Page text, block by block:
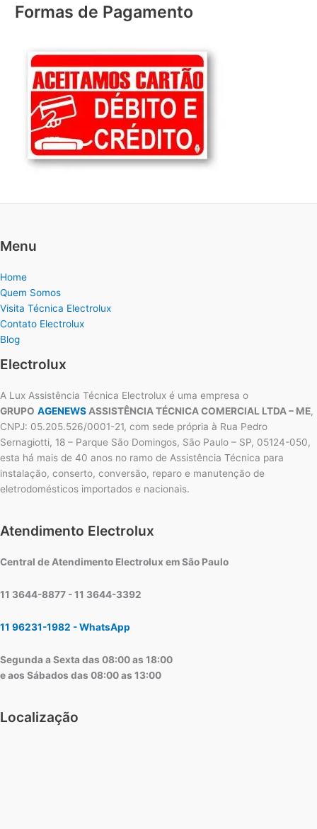
Formas de Pagamento
Menu
Home
Quem Somos
Visita Técnica Electrolux
Contato Electrolux
Blog
Electrolux
A Lux Assistência Técnica Electrolux é uma empresa o
GRUPO AGENEWS ASSISTÊNCIA TÉCNICA COMERCIAL LTDA – ME,
CNPJ: 05.205.526/0001-21, com sede própria à Rua Pedro
Sernagiotti, 18 – Parque São Domingos, São Paulo – SP, 05124-050,
esta há mais de 40 anos no ramo de Assistência Técnica para
instalação, conserto, conversão, reparo e manutenção de
eletrodomésticos importados e nacionais.
Atendimento Electrolux
Central de Atendimento Electrolux em São Paulo
11 3644-8877 - 11 3644-3392
11 96231-1982 - WhatsApp
Segunda a Sexta das 08:00 as 18:00
e aos Sábados das 08:00 as 13:00
Localização